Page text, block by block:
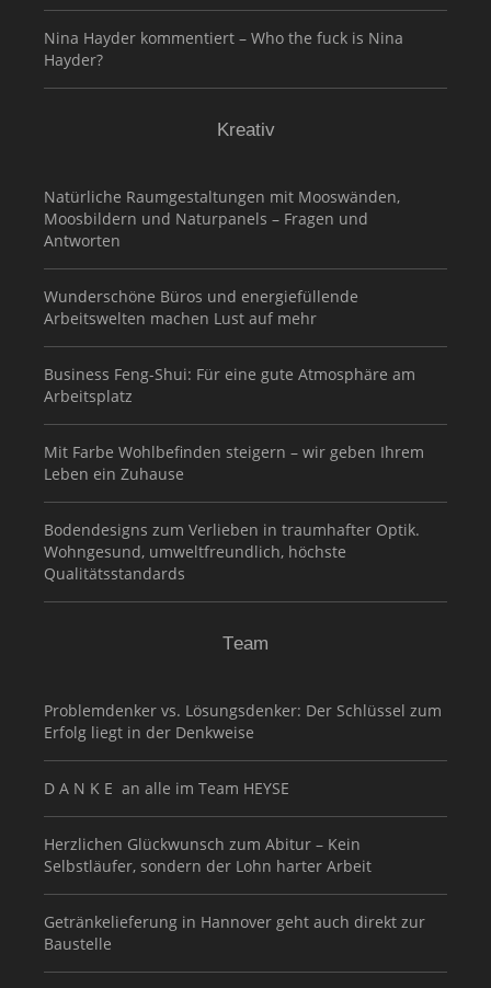
Nina Hayder kommentiert – Who the fuck is Nina
Hayder?
Kreativ
Natürliche Raumgestaltungen mit Mooswänden,
Moosbildern und Naturpanels – Fragen und
Antworten
Wunderschöne Büros und energiefüllende
Arbeitswelten machen Lust auf mehr
Business Feng-Shui: Für eine gute Atmosphäre am
Arbeitsplatz
Mit Farbe Wohlbefinden steigern – wir geben Ihrem
Leben ein Zuhause
Bodendesigns zum Verlieben in traumhafter Optik.
Wohngesund, umweltfreundlich, höchste
Qualitätsstandards
Team
Problemdenker vs. Lösungsdenker: Der Schlüssel zum
Erfolg liegt in der Denkweise
D A N K E an alle im Team HEYSE
Herzlichen Glückwunsch zum Abitur – Kein
Selbstläufer, sondern der Lohn harter Arbeit
Getränkelieferung in Hannover geht auch direkt zur
Baustelle